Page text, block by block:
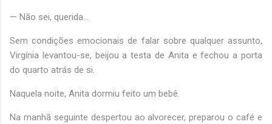
— Não sei, querida...
Sem condições emocionais de falar sobre qualquer assunto,
Virgínia levantou-se, beijou a testa de Anita e fechou a porta
do quarto atrás de si.
Naquela noite, Anita dormiu feito um bebê.
Na manhã seguinte despertou ao alvorecer, preparou o café e